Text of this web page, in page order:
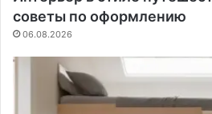
советы по оформлению
06.08.2026